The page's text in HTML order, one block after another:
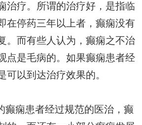
治疗。所谓的治疗好，是指临
在停药三年以上者，癫痫没有
。而有些人认为，癫痫之不治
点是毛病的。如果癫痫患者经
可以到达治疗效果的。
癫痫患者经过规范的医治，癫